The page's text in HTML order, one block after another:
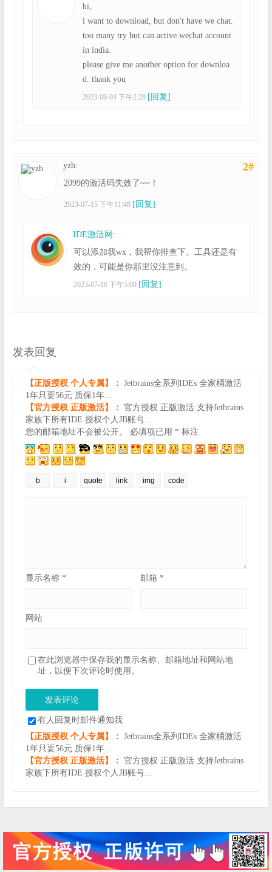
hi,
i want to download, but don't have we chat.
too many try but can active wechat account
in india.
please give me another option for downloa
d. thank you
2023-09-04 下午2:29 [回复]
2#
yzh:
2099的激活码失效了~~！
2023-07-15 下午11:48 [回复]
IDE激活网 :
可以添加我wx，我帮你排查下。工具还是有
效的，可能是你那里没注意到。
2023-07-16 下午5:00 [回复]
发表回复
【正版授权 个人专属】： Jetbrains全系列IDEs 全家桶激活
1年只要56元 质保1年...
【官方授权 正版激活】： 官方授权 正版激活 支持Jetbrains
家族下所有IDE 授权个人JB账号...
您的邮箱地址不会被公开。
必填项已用 * 标注
显示名称 * 邮箱 *
网站
在此浏览器中保存我的显示名称、邮箱地址和网站地
址，以便下次评论时使用。
有人回复时邮件通知我
【正版授权 个人专属】： Jetbrains全系列IDEs 全家桶激活
1年只要56元 质保1年...
【官方授权 正版激活】： 官方授权 正版激活 支持Jetbrains
家族下所有IDE 授权个人JB账号...